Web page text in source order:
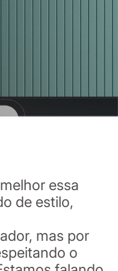
essa
de estilo,
mas por
o